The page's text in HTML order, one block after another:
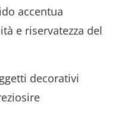
accentua
e riservatezza del
decorativi